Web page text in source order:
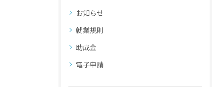
お知らせ
就業規則
助成金
電子申請